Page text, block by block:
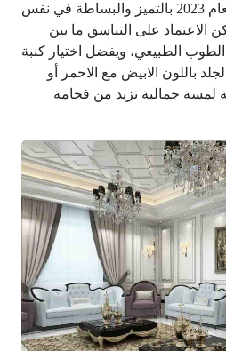
تتميز الديكورات المودرن لعام 2023 بالتميز والبساطة في نفس
الاعتماد على التناسق ما بين
الطبيعي، ويفضل اختيار كنبة
باللون الابيض مع الاحمر أو
لمسة جمالية تزيد من فخامة